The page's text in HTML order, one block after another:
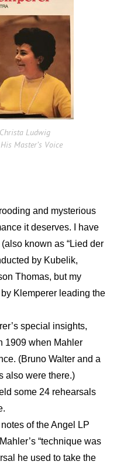
Ludwig
Master’s Voice
and mysterious
it deserves. I have
known as “Lied der
by Kubelik,
Thomas, but my
Klemperer leading the
special insights,
1909 when Mahler
(Bruno Walter and a
also were there.)
some 24 rehearsals
of the Angel LP
“technique was
he used to take the